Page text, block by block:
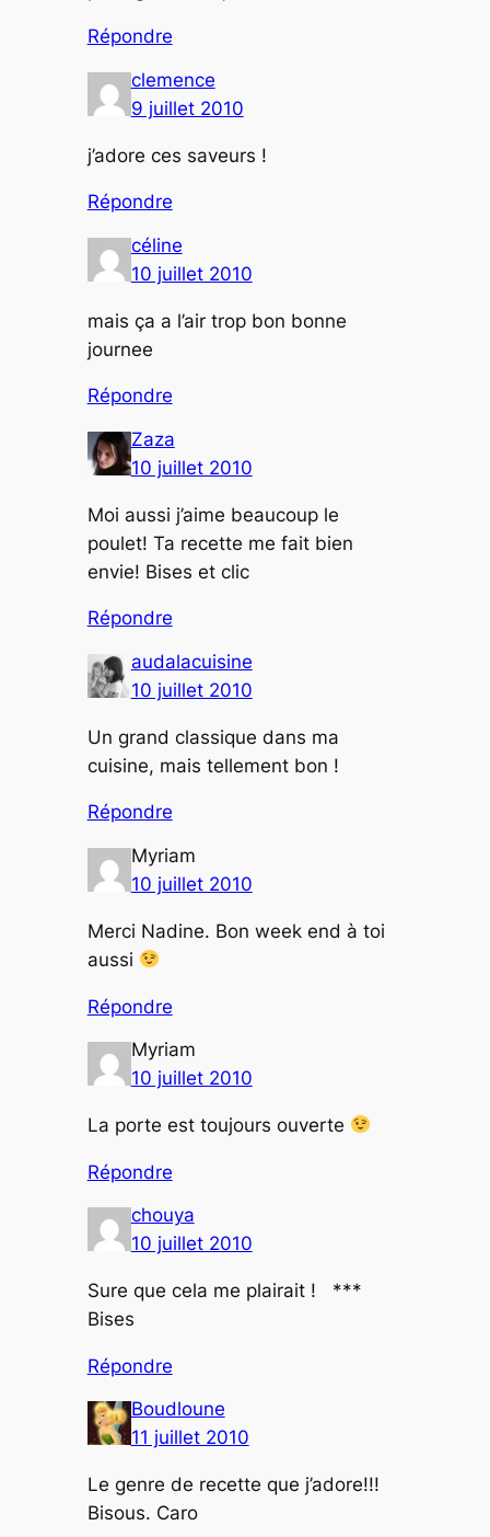
Répondre
clemence
9 juillet 2010
j’adore ces saveurs !
Répondre
céline
10 juillet 2010
mais ça a l’air trop bon bonne
journee
Répondre
Zaza
10 juillet 2010
Moi aussi j’aime beaucoup le
poulet! Ta recette me fait bien
envie! Bises et clic
Répondre
audalacuisine
10 juillet 2010
Un grand classique dans ma
cuisine, mais tellement bon !
Répondre
Myriam
10 juillet 2010
Merci Nadine. Bon week end à toi
aussi
Répondre
Myriam
10 juillet 2010
La porte est toujours ouverte
Répondre
chouya
10 juillet 2010
Sure que cela me plairait ! ***
Bises
Répondre
Boudloune
11 juillet 2010
Le genre de recette que j’adore!!!
Bisous. Caro